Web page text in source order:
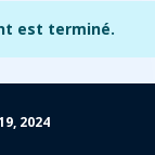
est terminé.
2024